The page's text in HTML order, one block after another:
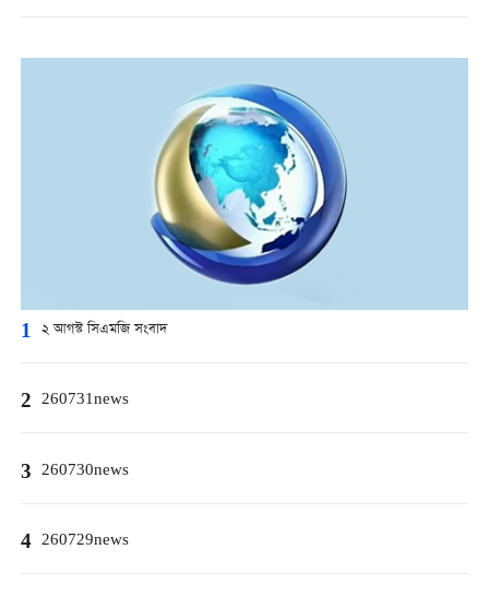
1 ২ আগস্ট সিএমজি সংবাদ
2 260731news
3 260730news
4 260729news